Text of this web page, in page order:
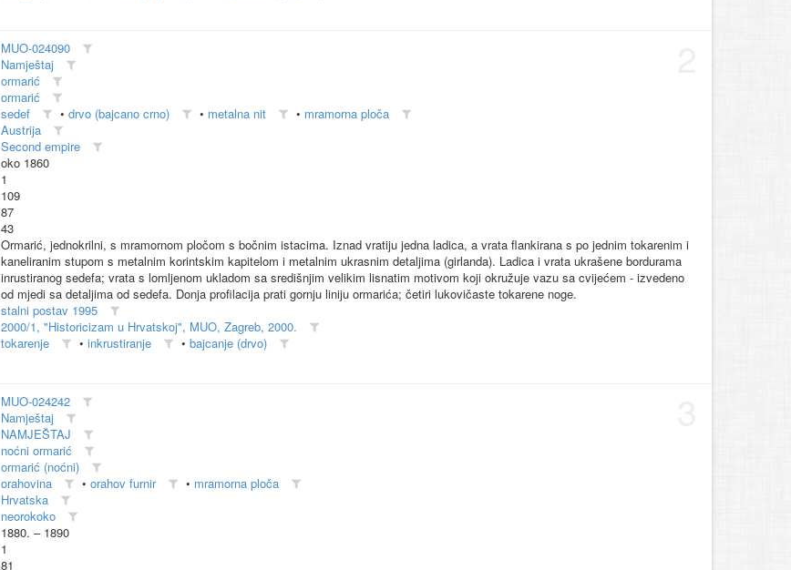
MUO-024090
Namještaj
ormarić
ormarić
sedef • drvo (bajcano crno) • metalna nit • mramorna ploča
Austrija
Second empire
oko 1860
1
109
87
43
Ormarić, jednokrilni, s mramornom pločom s bočnim istacima. Iznad vratiju jedna ladica, a vrata flankirana s po jednim tokarenim i
kaneliranim stupom s metalnim korintskim kapitelom i metalnim ukrasnim detaljima (girlanda). Ladica i vrata ukrašene bordurama
inrustiranog sedefa; vrata s lomljenom ukladom sa središnjim velikim lisnatim motivom koji okružuje vazu sa cvijećem - izvedeno
od mjedi sa detaljima od sedefa. Donja profilacija prati gornju liniju ormarića; četiri lukovičaste tokarene noge.
stalni postav 1995
2000/1, "Historicizam u Hrvatskoj", MUO, Zagreb, 2000.
tokarenje • inkrustiranje • bajcanje (drvo)
MUO-024242
Namještaj
NAMJEŠTAJ
noćni ormarić
ormarić (noćni)
orahovina • orahov furnir • mramorna ploča
Hrvatska
neorokoko
1880. – 1890
1
81